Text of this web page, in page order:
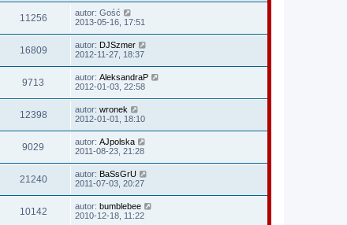
11256 autor: Gość
2013-05-16, 17:51
16809 autor: DJSzmer
2012-11-27, 18:37
9713 autor: AleksandraP
2012-01-03, 22:58
12398 autor: wronek
2012-01-01, 18:10
9029 autor: AJpolska
2011-08-23, 21:28
21240 autor: BaSsGrU
2011-07-03, 20:27
10142 autor: bumblebee
2010-12-18, 11:22